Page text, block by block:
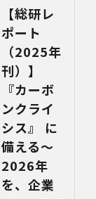
【総研レ
ポート
（2025年
刊）】
『カーボ
ンクライ
シス』 に
備える～
2026年
を、企業